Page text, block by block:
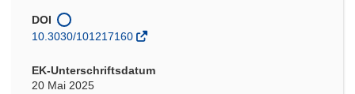
DOI
10.3030/101217160
EK-Unterschriftsdatum
20 Mai 2025